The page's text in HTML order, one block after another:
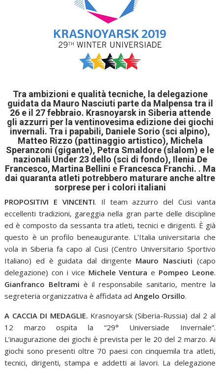
Tra ambizioni e qualità tecniche, la delegazione
guidata da Mauro Nasciuti parte da Malpensa tra il
26 e il 27 febbraio. Krasnoyarsk in Siberia attende
gli azzurri per la ventinovesima edizione dei giochi
invernali. Tra i papabili, Daniele Sorio (sci alpino),
Matteo Rizzo (pattinaggio artistico), Michela
Speranzoni (gigante), Petra Smaldore (slalom) e le
nazionali Under 23 dello (sci di fondo), Ilenia De
Francesco,Martina Bellini e Francesca Franchi. . Ma
dai quaranta atleti potrebbero maturare anche altre
sorprese per i colori italiani
PROPOSITIVI E VINCENTI. Il team azzurro del Cusi vanta
eccellenti tradizioni, gareggia nella gran parte delle discipline
ed è composto da sessanta tra atleti, tecnici e dirigenti. È già
questo è un profilo beneaugurante. L’Italia universitaria che
vola in Siberia fa capo al Cusi (Centro Universitario Sportivo
Italiano) ed è guidata dal dirigente Mauro Nasciuti (capo
delegazione) con i vice Michele Ventura e Pompeo Leone.
Gianfranco Beltrami è il responsabile sanitario, mentre la
segreteria organizzativa è affidata adAngelo Orsillo.
A CACCIA DI MEDAGLIE. Krasnoyarsk (Siberia-Russia) dal 2 al
12 marzo ospita la “29° Universiade Invernale”.
L’inaugurazione dei giochi è prevista per le 20 del 2 marzo. Ai
giochi sono presenti oltre 70 paesi con cinquemila tra atleti,
tecnici, dirigenti, stampa e addetti ai lavori. La delegazione